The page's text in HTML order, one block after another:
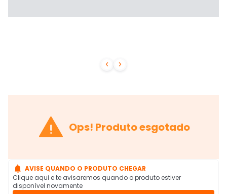
 
 Ops! Produto esgotado
 AVISE QUANDO O PRODUTO CHEGAR
Clique aqui e te avisaremos quando o produto estiver
disponível novamente